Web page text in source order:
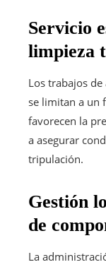
Servicio
limpieza
Los trabajos
se limitan a un
favorecen la
a asegurar
tripulación.
Gestión
de
La